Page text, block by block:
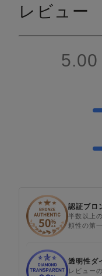
レビュー
5.00
認証ブロ
半数以上
頼性の第
透明性ダ
レビュー